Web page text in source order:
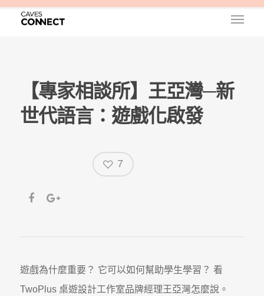
【專家相談所】王亞灣─新
世代語言：遊戲化啟發
7
遊戲為什麼重要？ 它可以如何幫助學生學習？ 看
TwoPlus 桌遊設計工作室品牌經理王亞灣怎麼說。